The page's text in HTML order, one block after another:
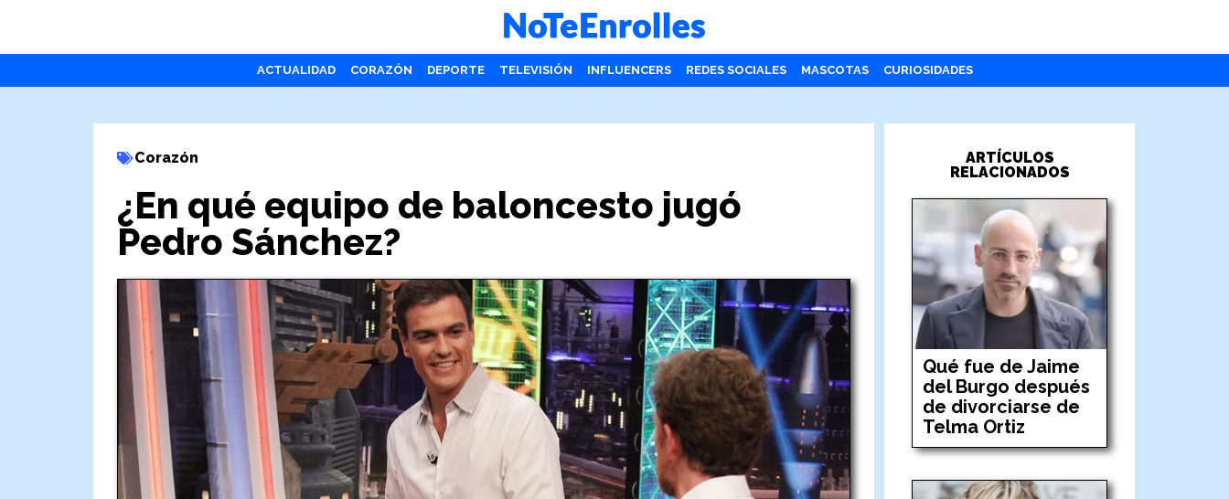
ACTUALIDAD CORAZÓN DEPORTE TELEVISIÓN INFLUENCERS REDES SOCIALES MASCOTAS CURIOSIDADES
Corazón
¿En qué equipo de baloncesto jugó
Pedro Sánchez?
ARTÍCULOS
RELACIONADOS
Qué fue de Jaime
del Burgo después
de divorciarse de
Telma Ortiz